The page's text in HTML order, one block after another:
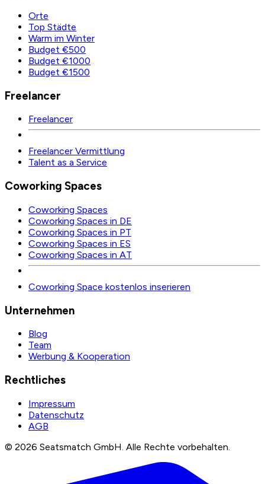
Orte
Top Städte
Warm im Winter
Budget €500
Budget €1000
Budget €1500
Freelancer
Freelancer
Freelancer Vermittlung
Talent as a Service
Coworking Spaces
Coworking Spaces
Coworking Spaces in DE
Coworking Spaces in PT
Coworking Spaces in ES
Coworking Spaces in AT
Coworking Space kostenlos inserieren
Unternehmen
Blog
Team
Werbung & Kooperation
Rechtliches
Impressum
Datenschutz
AGB
© 2026 Seatsmatch GmbH. Alle Rechte vorbehalten.